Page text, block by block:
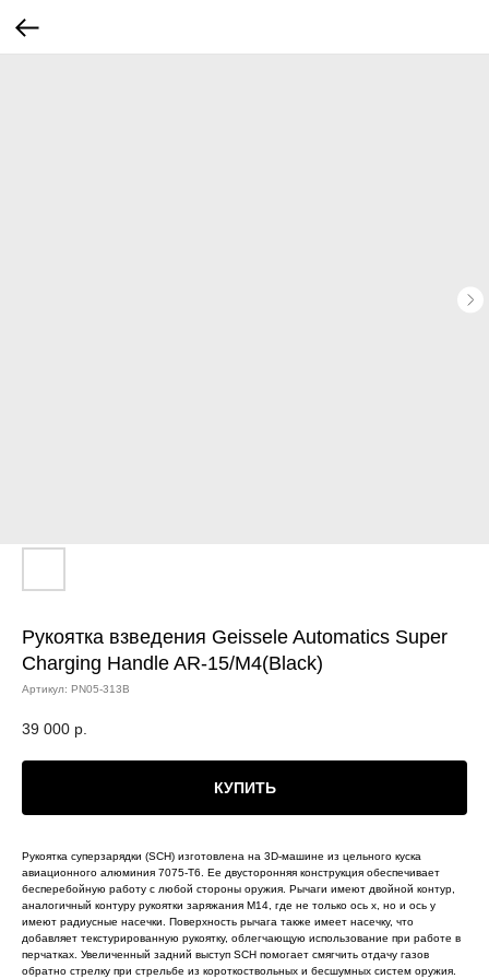
Рукоятка взведения Geissele Automatics Super
Charging Handle AR-15/M4(Black)
Артикул: PN05-313B
39 000 р.
КУПИТЬ
Рукоятка суперзарядки (SCH) изготовлена ​​на 3D-машине из цельного куска
авиационного алюминия 7075-T6. Ее двусторонняя конструкция обеспечивает
бесперебойную работу с любой стороны оружия. Рычаги имеют двойной контур,
аналогичный контуру рукоятки заряжания M14, где не только ось x, но и ось y
имеют радиусные насечки. Поверхность рычага также имеет насечку, что
добавляет текстурированную рукоятку, облегчающую использование при работе в
перчатках. Увеличенный задний выступ SCH помогает смягчить отдачу газов
обратно стрелку при стрельбе из короткоствольных и бесшумных систем оружия.